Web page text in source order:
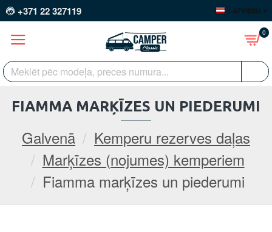
+371 22 327119 LATVIEŠU
0
Galvenā
Kemperu rezerves daļas
Marķīzes (nojumes) kemperiem
Fiamma marķīzes un piederumi
FIAMMA MARĶĪZES UN PIEDERUMI